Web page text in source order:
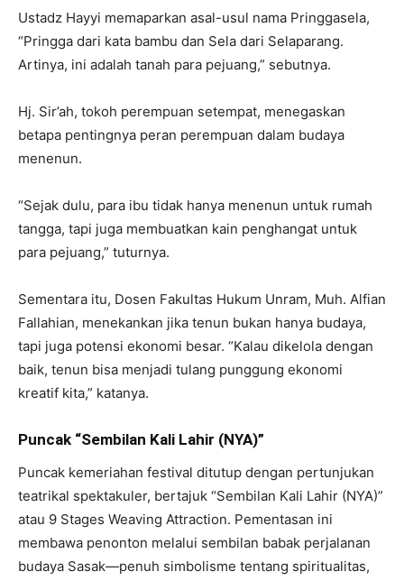
Ustadz Hayyi memaparkan asal-usul nama Pringgasela,
“Pringga dari kata bambu dan Sela dari Selaparang.
Artinya, ini adalah tanah para pejuang,” sebutnya.
Hj. Sir’ah, tokoh perempuan setempat, menegaskan
betapa pentingnya peran perempuan dalam budaya
menenun.
“Sejak dulu, para ibu tidak hanya menenun untuk rumah
tangga, tapi juga membuatkan kain penghangat untuk
para pejuang,” tuturnya.
Sementara itu, Dosen Fakultas Hukum Unram, Muh. Alfian
Fallahian, menekankan jika tenun bukan hanya budaya,
tapi juga potensi ekonomi besar. “Kalau dikelola dengan
baik, tenun bisa menjadi tulang punggung ekonomi
kreatif kita,” katanya.
Puncak “Sembilan Kali Lahir (NYA)”
Puncak kemeriahan festival ditutup dengan pertunjukan
teatrikal spektakuler, bertajuk “Sembilan Kali Lahir (NYA)”
atau 9 Stages Weaving Attraction. Pementasan ini
membawa penonton melalui sembilan babak perjalanan
budaya Sasak—penuh simbolisme tentang spiritualitas,